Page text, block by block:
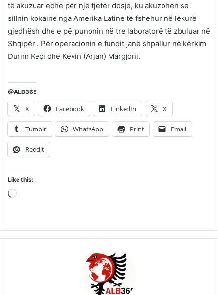
të akuzuar edhe për një tjetër dosje, ku akuzohen se
sillnin kokainë nga Amerika Latine të fshehur në lëkurë
gjedhësh dhe e përpunonin në tre laboratorë të zbuluar në
Shqipëri. Për operacionin e fundit janë shpallur në kërkim
Durim Keçi dhe Kevin (Arjan) Margjoni.
@ALB365
X Facebook LinkedIn X
Tumblr WhatsApp Print Email
Reddit
Like this:
Loading…